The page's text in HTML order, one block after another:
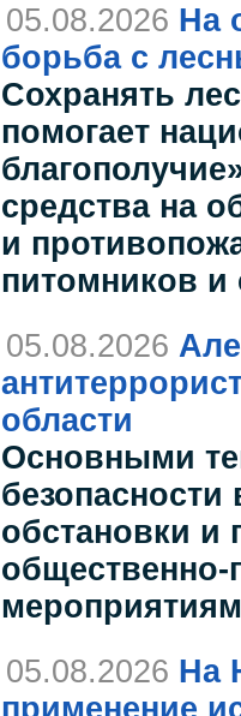
05.08.2026 На
борьба с
Сохранять
помогает
средства на
и
питомников и
05.08.2026
области
Основными
обстановки и
05.08.2026 На